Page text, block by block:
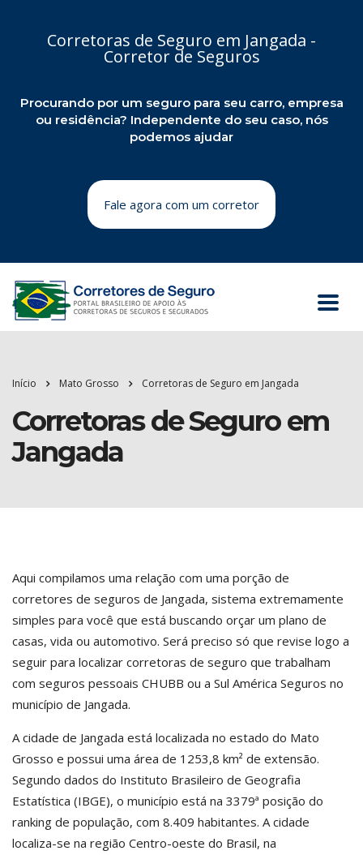
Corretoras de Seguro em Jangada -
Corretor de Seguros
Procurando por um seguro para seu carro, empresa
ou residência? Independente do seu caso, nós
podemos ajudar
Fale agora com um corretor
Início Mato Grosso Corretoras de Seguro em Jangada
Corretoras de Seguro em
Jangada
Aqui compilamos uma relação com uma porção de
corretores de seguros de Jangada, sistema extremamente
simples para você que está buscando orçar um plano de
casas, vida ou automotivo. Será preciso só que revise logo a
seguir para localizar corretoras de seguro que trabalham
com seguros pessoais CHUBB ou a Sul América Seguros no
município de Jangada.
A cidade de Jangada está localizada no estado do Mato
Grosso e possui uma área de 1253,8 km² de extensão.
Segundo dados do Instituto Brasileiro de Geografia
Estatística (IBGE), o município está na 3379ª posição do
ranking de população, com 8.409 habitantes. A cidade
localiza-se na região Centro-oeste do Brasil, na